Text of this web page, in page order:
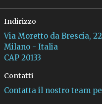
Indirizzo
Via Moretto da Brescia, 22
Milano - Italia
CAP 20133
Contatti
Contatta il nostro team